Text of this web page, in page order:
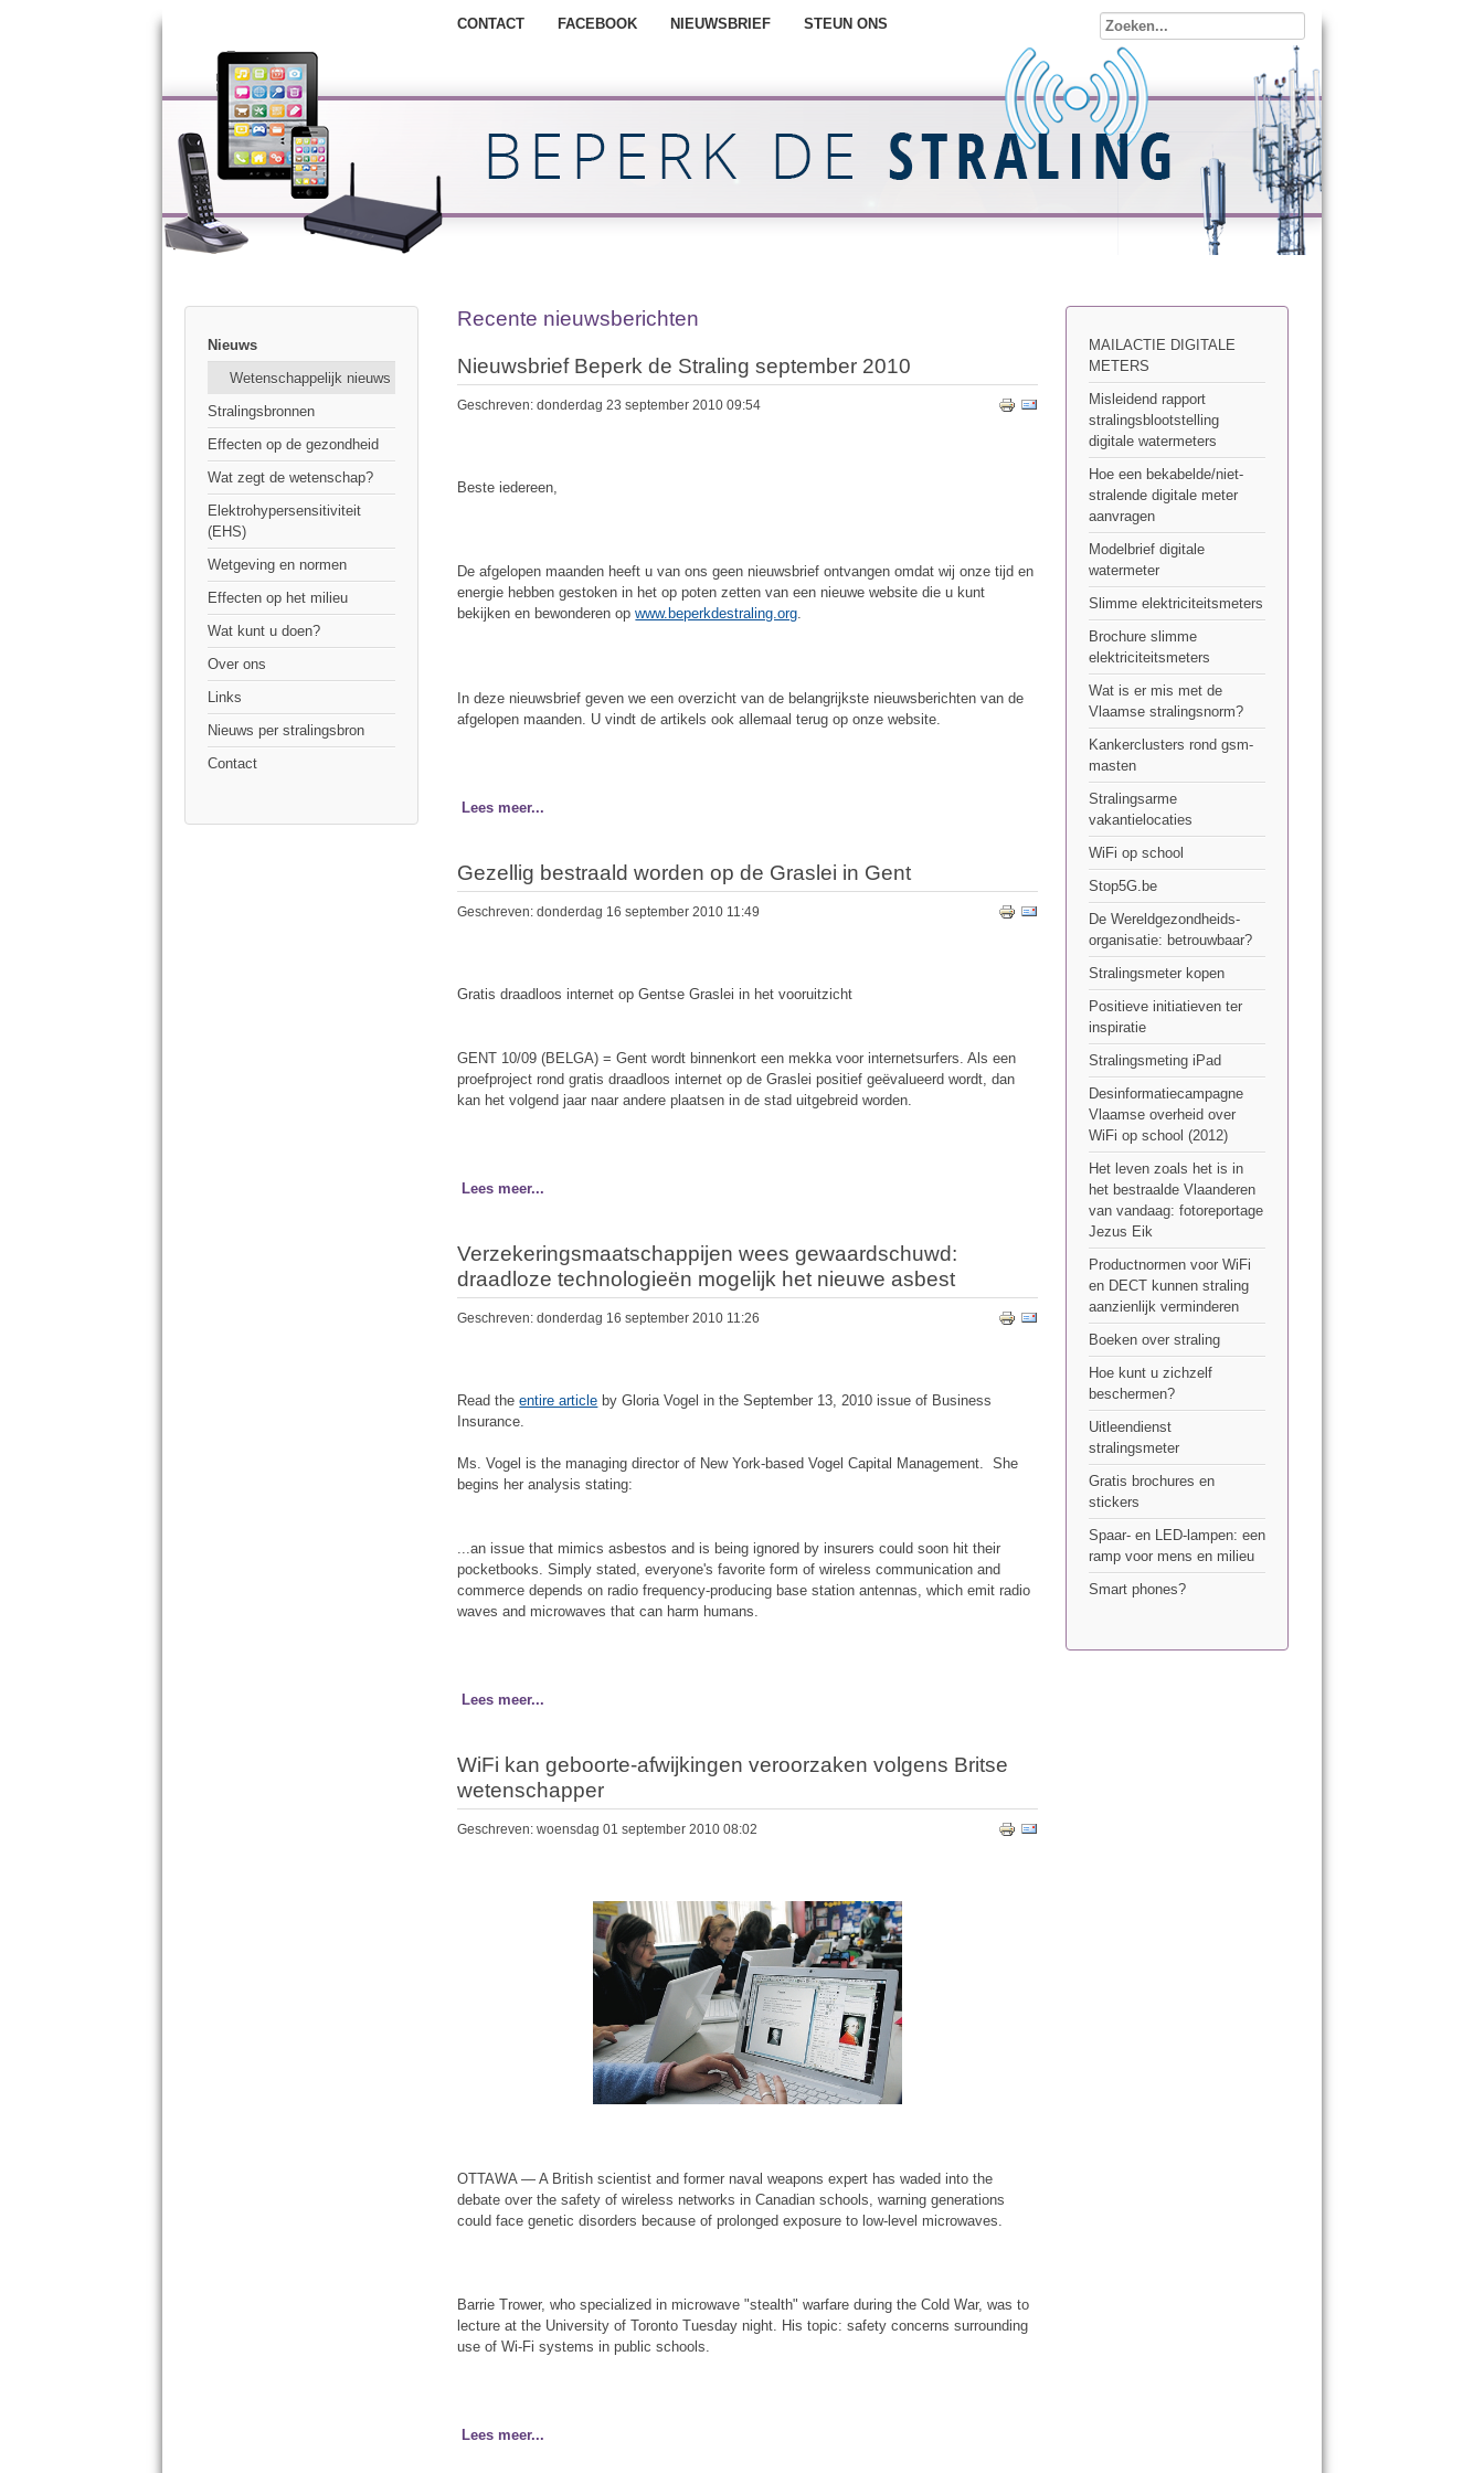
CONTACT FACEBOOK NIEUWSBRIEF STEUN ONS
Nieuws
Wetenschappelijk nieuws
Stralingsbronnen
Effecten op de gezondheid
Wat zegt de wetenschap?
Elektrohypersensitiviteit
(EHS)
Wetgeving en normen
Effecten op het milieu
Wat kunt u doen?
Over ons
Links
Nieuws per stralingsbron
Contact
Recente nieuwsberichten
Nieuwsbrief Beperk de Straling september 2010
Geschreven: donderdag 23 september 2010 09:54
Beste iedereen,
De afgelopen maanden heeft u van ons geen nieuwsbrief ontvangen omdat wij onze tijd en
energie hebben gestoken in het op poten zetten van een nieuwe website die u kunt
bekijken en bewonderen opwww.beperkdestraling.org.
In deze nieuwsbrief geven we een overzicht van de belangrijkste nieuwsberichten van de
afgelopen maanden. U vindt de artikels ook allemaal terug op onze website.
Lees meer...
Gezellig bestraald worden op de Graslei in Gent
Geschreven: donderdag 16 september 2010 11:49
Gratis draadloos internet op Gentse Graslei in het vooruitzicht
GENT 10/09 (BELGA) = Gent wordt binnenkort een mekka voor internetsurfers. Als een
proefproject rond gratis draadloos internet op de Graslei positief geëvalueerd wordt, dan
kan het volgend jaar naar andere plaatsen in de stad uitgebreid worden.
Lees meer...
Verzekeringsmaatschappijen wees gewaardschuwd:
draadloze technologieën mogelijk het nieuwe asbest
Geschreven: donderdag 16 september 2010 11:26
Read theentire article by Gloria Vogel in the September 13, 2010 issue of Business
Insurance.
Ms. Vogel is the managing director of New York-based Vogel Capital Management. She
begins her analysis stating:
...an issue that mimics asbestos and is being ignored by insurers could soon hit their
pocketbooks. Simply stated, everyone's favorite form of wireless communication and
commerce depends on radio frequency-producing base station antennas, which emit radio
waves and microwaves that can harm humans.
Lees meer...
WiFi kan geboorte-afwijkingen veroorzaken volgens Britse
wetenschapper
Geschreven: woensdag 01 september 2010 08:02
OTTAWA — A British scientist and former naval weapons expert has waded into the
debate over the safety of wireless networks in Canadian schools, warning generations
could face genetic disorders because of prolonged exposure to low-level microwaves.
Barrie Trower, who specialized in microwave "stealth" warfare during the Cold War, was to
lecture at the University of Toronto Tuesday night. His topic: safety concerns surrounding
use of Wi-Fi systems in public schools.
Lees meer...
MAILACTIE DIGITALE
METERS
Misleidend rapport
stralingsblootstelling
digitale watermeters
Hoe een bekabelde/niet-
stralende digitale meter
aanvragen
Modelbrief digitale
watermeter
Slimme elektriciteitsmeters
Brochure slimme
elektriciteitsmeters
Wat is er mis met de
Vlaamse stralingsnorm?
Kankerclusters rond gsm-
masten
Stralingsarme
vakantielocaties
WiFi op school
Stop5G.be
De Wereldgezondheids-
organisatie: betrouwbaar?
Stralingsmeter kopen
Positieve initiatieven ter
inspiratie
Stralingsmeting iPad
Desinformatiecampagne
Vlaamse overheid over
WiFi op school (2012)
Het leven zoals het is in
het bestraalde Vlaanderen
van vandaag: fotoreportage
Jezus Eik
Productnormen voor WiFi
en DECT kunnen straling
aanzienlijk verminderen
Boeken over straling
Hoe kunt u zichzelf
beschermen?
Uitleendienst
stralingsmeter
Gratis brochures en
stickers
Spaar- en LED-lampen: een
ramp voor mens en milieu
Smart phones?